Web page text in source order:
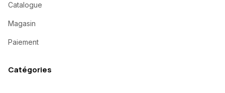
Catalogue
Magasin
Paiement
Catégories